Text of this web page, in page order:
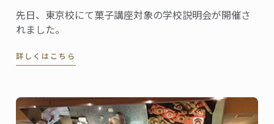
先日、東京校にて菓子講座対象の学校説明会が開催さ
れました。
詳しくはこちら